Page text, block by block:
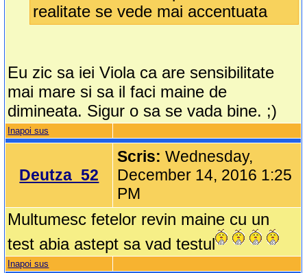
realitate se vede mai accentuata
Eu zic sa iei Viola ca are sensibilitate
mai mare si sa il faci maine de
dimineata. Sigur o sa se vada bine. ;)
Inapoi sus
Deutza_52
Scris:Wednesday,
December 14, 2016 1:25
PM
Multumesc fetelor revin maine cu un
test abia astept sa vad testul
Inapoi sus